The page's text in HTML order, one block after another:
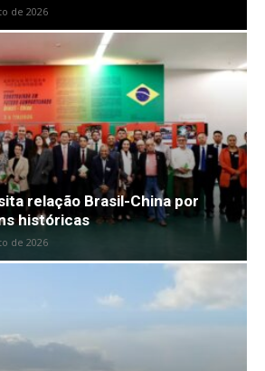
de 2026
relação Brasil-China por
históricas
de 2026